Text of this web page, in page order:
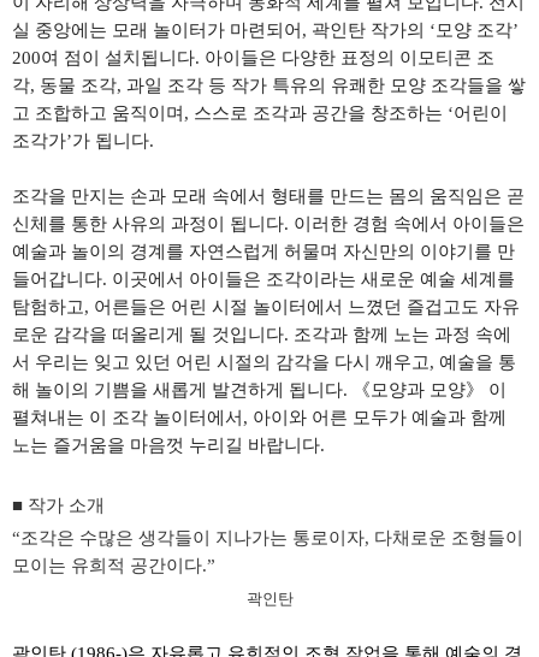
실 중앙에는 모래 놀이터가 마련되어 , 곽인탄 작가의 ‘모양 조각’
200여 점이 설치됩니다. 아이들은 다양한 표정의 이모티콘 조
각, 동물 조각, 과일 조각 등 작가 특유의 유쾌한 모양 조각들을 쌓
고 조합하고 움직이며, 스스로 조각과 공간을 창조하는 ‘어린이
조각가’가 됩니다.
조각을 만지는 손과 모래 속에서 형태를 만드는 몸의 움직임은 곧
신체를 통한 사유의 과정이 됩니다. 이러한 경험 속에서 아이들은
예술과 놀이의 경계를 자연스럽게 허물며 자신만의 이야기를 만
들어갑니다. 이곳에서 아이들은 조각이라는 새로운 예술 세계를
탐험하고, 어른들은 어린 시절 놀이터에서 느꼈던 즐겁고도 자유
로운 감각을 떠올리게 될 것입니다. 조각과 함께 노는 과정 속에
서 우리는 잊고 있던 어린 시절의 감각을 다시 깨우고, 예술을 통
해 놀이의 기쁨을 새롭게 발견하게 됩니다.
《모양과 모양》 이
펼쳐내는 이 조각 놀이터에서, 아이와 어른 모두가 예술과 함께
노는 즐거움을 마음껏 누리길 바랍니다.
■ 작가 소개
“조각은 수많은 생각들이 지나가는 통로이자, 다채로운 조형들이
모이는 유희적 공간이다.”
곽인탄